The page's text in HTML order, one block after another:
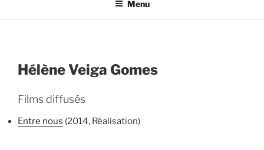
Menu
Hélène Veiga Gomes
Films diffusés
Entre nous (2014, Réalisation)